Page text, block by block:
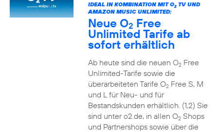
IDEAL IN KOMBINATION MIT O2TV UND
AMAZON MUSIC UNLIMITED:
Neue O2 Free
Unlimited Tarife ab
sofort erhältlich
Ab heute sind die neuen O2Free
Unlimited-Tarife sowie die
überarbeiteten Tarife O2Free S, M
und L für Neu- und für
Bestandskunden erhältlich. (1,2) Sie
sind unter o2.de, in allen O2Shops
und Partnershops sowie über die